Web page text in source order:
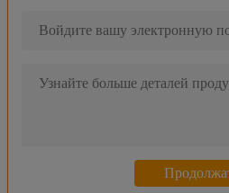
Жидкостная автоматическая